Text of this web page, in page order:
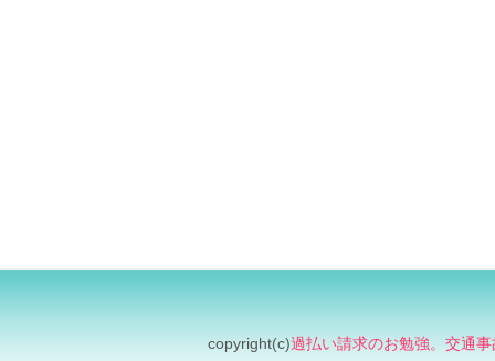
copyright(c)過払い請求のお勉強。交通